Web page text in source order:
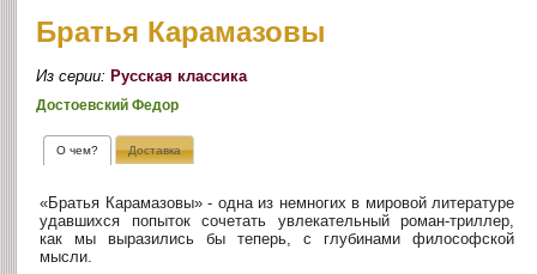
Братья Карамазовы
Из серии: Русская классика
Достоевский Федор
О чем? Доставка
«Братья Карамазовы» - одна из немногих в мировой литературе
удавшихся попыток сочетать увлекательный роман-триллер,
как мы выразились бы теперь, с глубинами философской
мысли.